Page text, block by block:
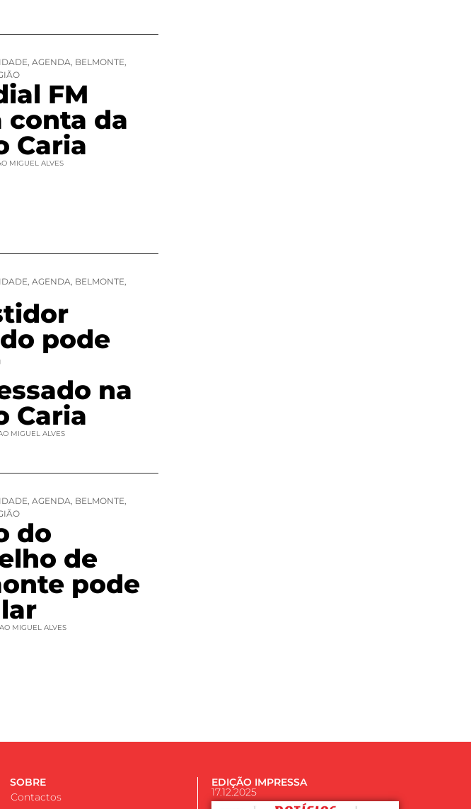
, AGENDA, BELMONTE,
FM
conta da
Caria
MIGUEL ALVES
, AGENDA, BELMONTE,
pode
na
Caria
MIGUEL ALVES
, AGENDA, BELMONTE,
do
de
pode
MIGUEL ALVES
SOBRE
Contactos
EDIÇÃO IMPRESSA
17.12.2025